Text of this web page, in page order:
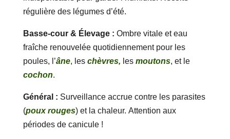
régulière des légumes d’été.
Basse-cour & Élevage : Ombre vitale et eau
fraîche renouvelée quotidiennement pour les
poules, l’âne, les chèvres, les moutons, et le
cochon.
Général : Surveillance accrue contre les parasites
(poux rouges) et la chaleur. Attention aux
périodes de canicule !